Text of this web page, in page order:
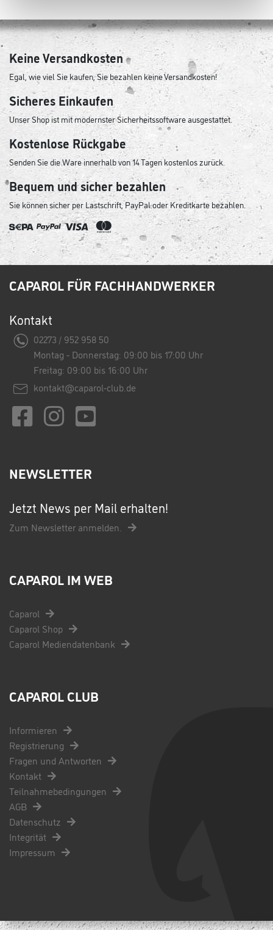
Keine Versandkosten
Egal, wie viel Sie kaufen, Sie bezahlen keine Versandkosten!
Sicheres Einkaufen
Unser Shop ist mit modernster Sicherheitssoftware ausgestattet.
Kostenlose Rückgabe
Senden Sie die Ware innerhalb von 14 Tagen kostenlos zurück.
Bequem und sicher bezahlen
Sie können sicher per Lastschrift, PayPal oder Kreditkarte bezahlen.
CAPAROL FÜR FACHHANDWERKER
Kontakt
02273 / 952 958 50
Montag - Donnerstag: 09:00 bis 17:00 Uhr
Freitag: 09:00 bis 16:00 Uhr
kontakt@caparol-club.de
NEWSLETTER
Jetzt News per Mail erhalten!
Zum Newsletter anmelden.
CAPAROL IM WEB
Caparol
Caparol Shop
Caparol Mediendatenbank
CAPAROL CLUB
Informieren
Registrierung
Fragen und Antworten
Kontakt
Teilnahmebedingungen
AGB
Datenschutz
Integrität
Impressum